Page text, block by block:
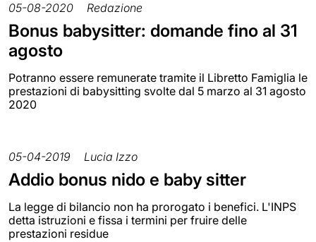
05-08-2020 Redazione
Bonus babysitter: domande fino al 31
agosto
Potranno essere remunerate tramite il Libretto Famiglia le
prestazioni di babysitting svolte dal 5 marzo al 31 agosto
2020
05-04-2019 Lucia Izzo
Addio bonus nido e baby sitter
La legge di bilancio non ha prorogato i benefici. L'INPS
detta istruzioni e fissa i termini per fruire delle
prestazioni residue